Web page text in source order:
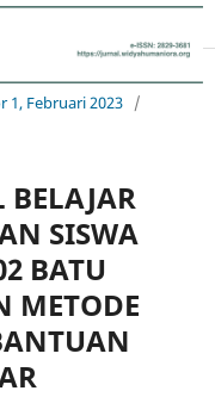
1, Februari 2023 /
SISWA
BATU
METODE